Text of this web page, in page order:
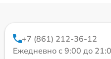
+7 (861) 212-36-12
Ежедневно с 9:00 до